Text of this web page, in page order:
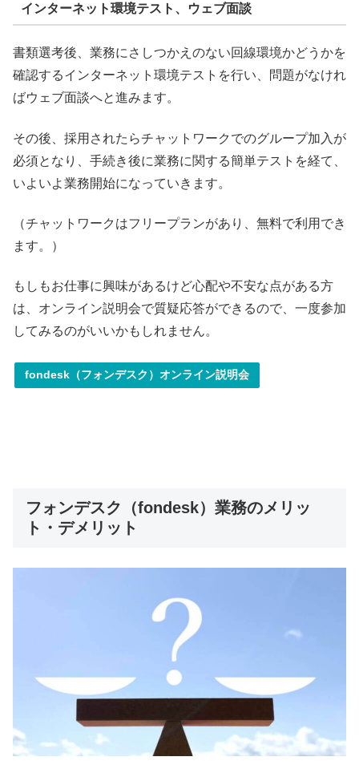
インターネット環境テスト、ウェブ面談
書類選考後、業務にさしつかえのない回線環境かどうかを
確認するインターネット環境テストを行い、問題がなけれ
ばウェブ面談へと進みます。
その後、採用されたらチャットワークでのグループ加入が
必須となり、手続き後に業務に関する簡単テストを経て、
いよいよ業務開始になっていきます。
（チャットワークはフリープランがあり、無料で利用でき
ます。）
もしもお仕事に興味があるけど心配や不安な点がある方
は、オンライン説明会で質疑応答ができるので、一度参加
してみるのがいいかもしれません。
fondesk（フォンデスク）オンライン説明会
フォンデスク（fondesk）業務のメリッ
ト・デメリット